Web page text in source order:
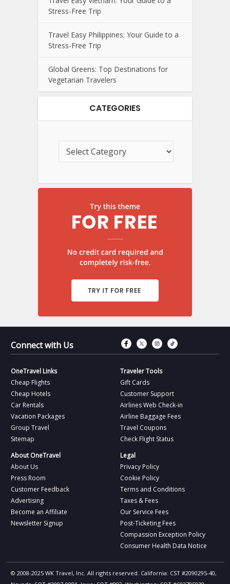
Stress-Free Trip
Travel Easy Philippines: Your Guide to a
Stress-Free Trip
Global Greens: Top Destinations for
Vegetarian Travelers
CATEGORIES
Connect with Us Connect with
Connect with
Connect
OneTravel Links
Cheap Flights
Cheap Hotels
Car Rentals
Vacation Packages
Group Travel
Sitemap
Traveler Tools
Gift Cards
Customer Support
Airlines Web Check-in
Airline Baggage Fees
Travel Coupons
Check Flight Status
About OneTravel
About Us
Press Room
Customer Feedback
Advertising
Become an Affiliate
Newsletter Signup
Legal
Privacy Policy
Cookie Policy
Terms and Conditions
Taxes & Fees
Our Service Fees
Post-Ticketing Fees
Compassion Exception Policy
Consumer Health Data Notice
© 2008-2025 WK Travel, Inc. All rights reserved. California: CST #2090295-40,